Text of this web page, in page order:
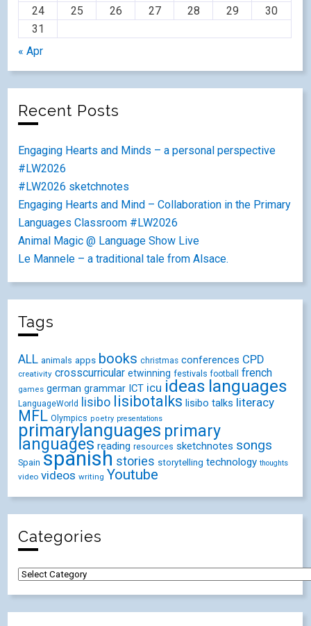
24
25 26 27 28 29
30
31
« Apr
Recent Posts
Engaging Hearts and Minds – a personal perspective
#LW2026
#LW2026 sketchnotes
Engaging Hearts and Mind – Collaboration in the Primary
Languages Classroom #LW2026
Animal Magic @ Language Show Live
Le Mannele – a traditional tale from Alsace.
Tags
ALL animals apps books christmas conferences CPD
creativity crosscurricular etwinning festivals football french
games german grammar ICT icu ideas languages
LanguageWorld lisibo lisibotalks lisibo talks literacy
MFL Olympics poetry presentations
primarylanguages primary
languages reading resources sketchnotes songs
Spain spanish stories storytelling technology thoughts
video videos writing Youtube
Categories